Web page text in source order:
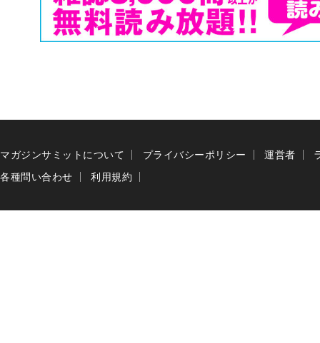
マガジンサミットについて プライバシーポリシー 運営者
各種問い合わせ
利用規約